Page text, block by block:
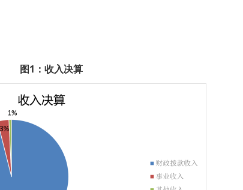
图1：收入决算